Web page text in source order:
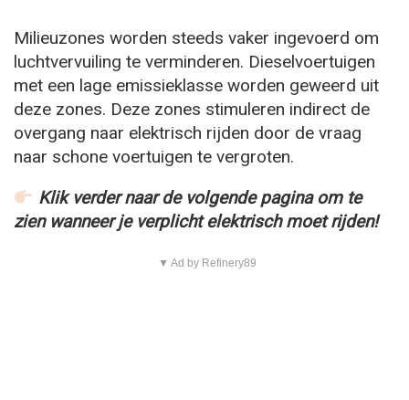
Milieuzones worden steeds vaker ingevoerd om
luchtvervuiling te verminderen. Dieselvoertuigen
met een lage emissieklasse worden geweerd uit
deze zones. Deze zones stimuleren indirect de
overgang naar elektrisch rijden door de vraag
naar schone voertuigen te vergroten.
Klik verder naar de volgende pagina om te
zien wanneer je verplicht elektrisch moet rijden!
▼ Ad by Refinery89